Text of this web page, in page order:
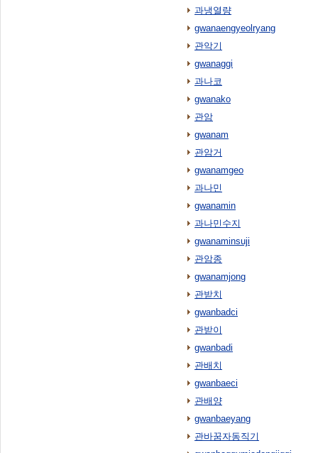
과냉열량
gwanaengyeolryang
관악기
gwanaggi
과나코
gwanako
관암
gwanam
관암거
gwanamgeo
과나민
gwanamin
과나민수지
gwanaminsuji
관암종
gwanamjong
관받치
gwanbadci
관받이
gwanbadi
관배치
gwanbaeci
관배양
gwanbaeyang
관바꿈자동직기